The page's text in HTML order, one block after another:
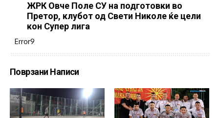
ЖРК Овче Поле СУ на подготовки во
Претор, клубот од Свети Николе ќе цели
кон Супер лига
Error9
Поврзани Написи